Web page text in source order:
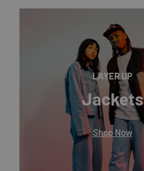
LAYER UP
Jackets
Shop Now